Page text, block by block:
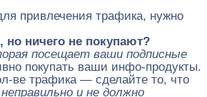
привлечения трафика, нужно
ничего не покупают?
посещает ваши подписные
покупать ваши инфо-продукты.
ве трафика — сделайте то, что
и не должно